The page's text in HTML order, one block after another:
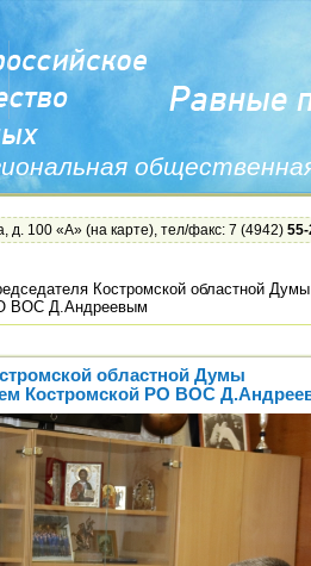
д. 100 «А» (на карте), тел/факс: 7 (4942)
Костромской областной Думы
ВОС Д.Андреевым
областной Думы
Костромской РО ВОС